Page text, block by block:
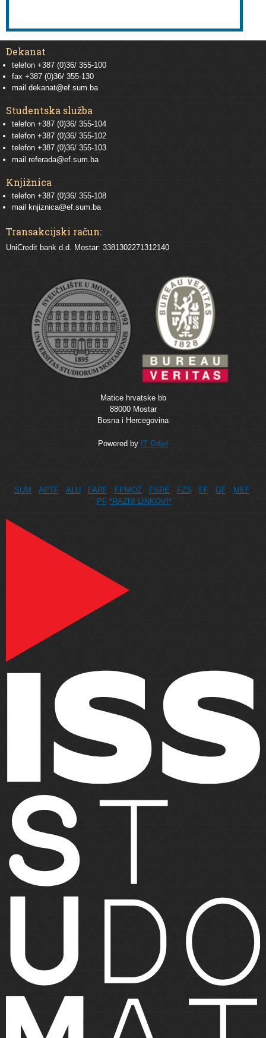
Dekanat
telefon +387 (0)36/ 355-100
fax +387 (0)36/ 355-130
mail dekanat@ef.sum.ba
Studentska služba
telefon +387 (0)36/ 355-104
telefon +387 (0)36/ 355-102
telefon +387 (0)36/ 355-103
mail referada@ef.sum.ba
Knjižnica
telefon +387 (0)36/ 355-108
mail
knjiznica@ef.sum.ba
Transakcijski račun:
UniCredit bank d.d. Mostar: 3381302271312140
Matice hrvatske bb
88000 Mostar
Bosna i Hercegovina
Powered by IT Odjel
SUM APTF ALU FARF FPMOZ FSRE FZS FF GF
MEF
PF *RAZNI LINKOVI*